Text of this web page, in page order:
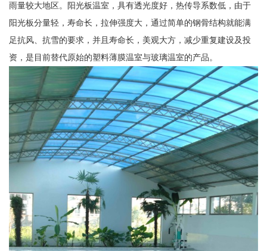
雨量较大地区。阳光板温室，具有透光度好，热传导系数低，由于
阳光板分量轻，寿命长，拉伸强度大，通过简单的钢骨结构就能满
足抗风、抗雪的要求，并且寿命长，美观大方，减少重复建设及投
资，是目前替代原始的塑料薄膜温室与玻璃温室的产品。